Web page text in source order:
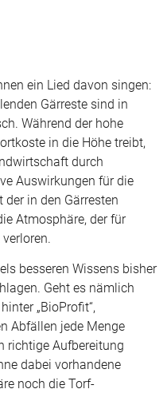
ein Lied davon singen:
Gärreste sind in
Während der hohe
in die Höhe treibt,
durch
Auswirkungen für die
in den Gärresten
Atmosphäre, der für
besseren Wissens bisher
Geht es nämlich
„BioProfit“,
Abfällen jede Menge
richtige Aufbereitung
dabei vorhandene
noch die Torf-